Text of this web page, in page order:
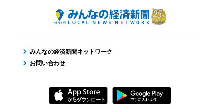
みんなの経済新聞ネットワーク
お問い合わせ